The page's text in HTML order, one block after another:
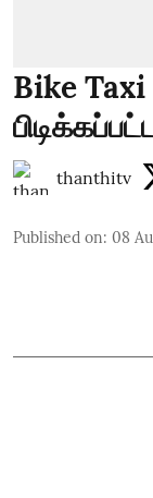
Bike
thanthitv
Published on: 08